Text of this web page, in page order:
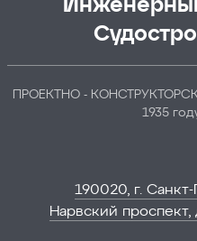
ПРОЕКТНО -
1935
190020, г.
Нарвский